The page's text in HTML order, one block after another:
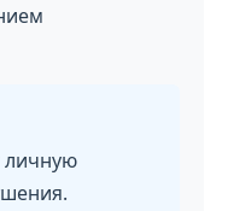
личную